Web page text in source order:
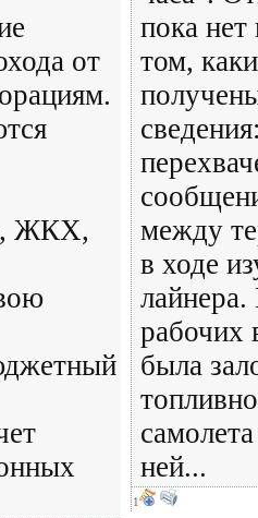
от
ЖКХ,
пока
том,
между
в ходе
рабочих
была
ней...
1